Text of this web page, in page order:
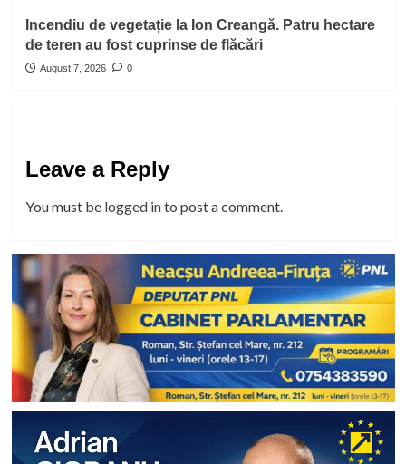
Incendiu de vegetație la Ion Creangă. Patru hectare
de teren au fost cuprinse de flăcări
August 7, 2026 0
Leave a Reply
You must be logged into post a comment.